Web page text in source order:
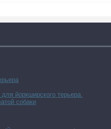
йоркширского терьера.
собаки